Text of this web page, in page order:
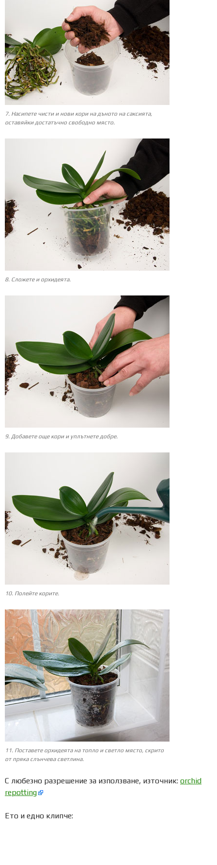
7. Насипете чисти и нови кори на дъното на саксията,
оставяйки достатъчно свободно място.
8. Сложете и орхидеята.
9. Добавете още кори и уплътнете добре.
10. Полейте корите.
11. Поставете орхидеята на топло и светло място, скрито
от пряка слънчева светлина.
С любезно разрешение за използване, източник: orchid
repotting
Ето и едно клипче: